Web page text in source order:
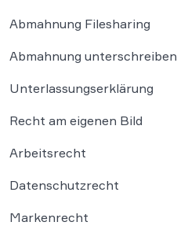
Abmahnung Filesharing
Abmahnung unterschreiben
Unterlassungserklärung
Recht am eigenen Bild
Arbeitsrecht
Datenschutzrecht
Markenrecht